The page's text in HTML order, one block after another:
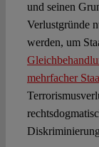
und seinen
Verlustgründe
werden, um
mehrfacher